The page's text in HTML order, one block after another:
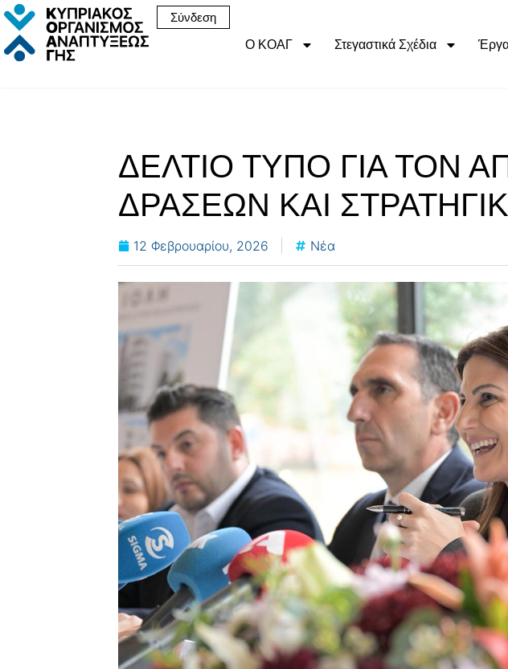
Σύνδεση
Ο ΚΟΑΓ
Στεγαστικά Σχέδια
ΔΕΛΤΙΟ ΤΥΠΟ ΓΙΑ ΤΟΝ
ΔΡΑΣΕΩΝ ΚΑΙ
12 Φεβρουαρίου, 2026 Νέα